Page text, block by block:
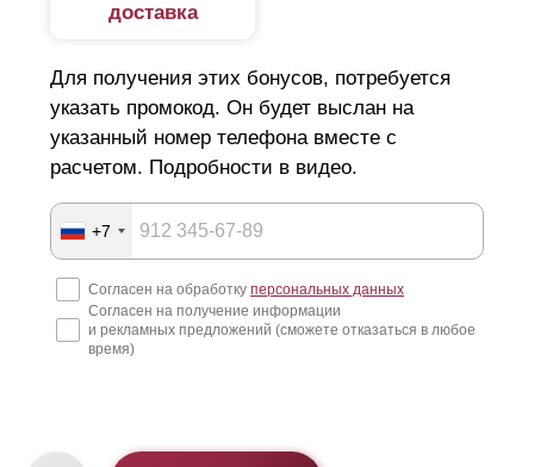
доставка
Для получения этих бонусов, потребуется
указать промокод. Он будет выслан на
указанный номер телефона вместе с
расчетом. Подробности в видео.
+7
Согласен на обработку персональных данных
Согласен на получение информации
и рекламных предложений (сможете отказаться в любое
время)